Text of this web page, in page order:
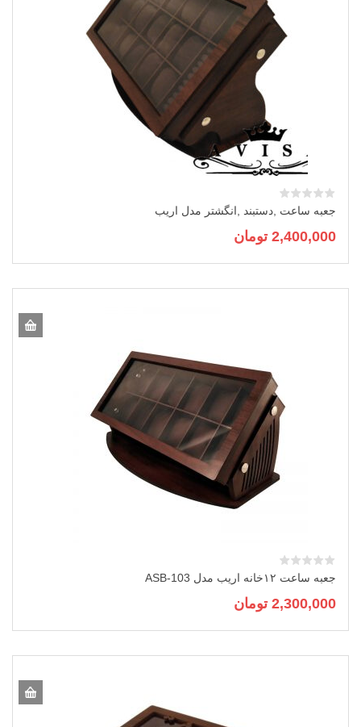
جعبه ساعت ,دستبند ,انگشتر مدل اریب
2,400,000 تومان
جعبه ساعت ۱۲خانه اریب مدل ASB-103
2,300,000 تومان